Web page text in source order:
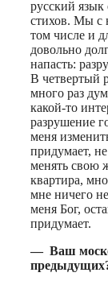
русский язык
стихов. Мы с
том числе и
довольно
напасть:
В четвертый
много раз
какой-то
разрушение
меня
придумает,
менять свою
квартира,
мне ничего
меня Бог,
придумает.
— Ваш